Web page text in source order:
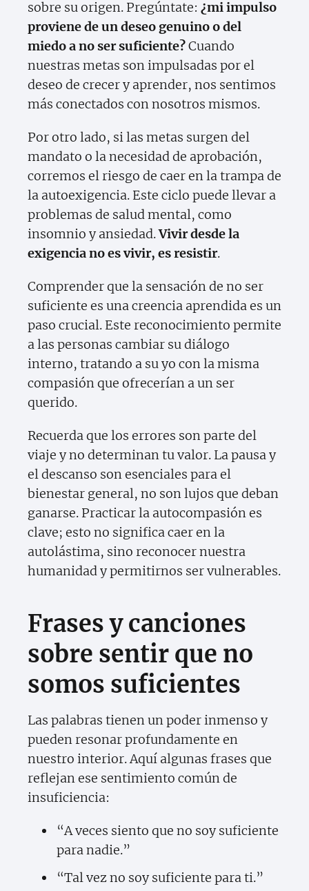
sobre su origen. Pregúntate: ¿mi impulso
proviene de un deseo genuino o del
miedo a no ser suficiente?Cuando
nuestras metas son impulsadas por el
deseo de crecer y aprender, nos sentimos
más conectados con nosotros mismos.
Por otro lado, si las metas surgen del
mandato o la necesidad de aprobación,
corremos el riesgo de caer en la trampa de
la autoexigencia. Este ciclo puede llevar a
problemas de salud mental, como
insomnio y ansiedad.Vivir desde la
exigencia no es vivir, es resistir.
Comprender que la sensación de no ser
suficiente es una creencia aprendida es un
paso crucial. Este reconocimiento permite
a las personas cambiar su diálogo
interno, tratando a su yo con la misma
compasión que ofrecerían a un ser
querido.
Recuerda que los errores son parte del
viaje y no determinan tu valor. La pausa y
el descanso son esenciales para el
bienestar general, no son lujos que deban
ganarse. Practicar la autocompasión es
clave; esto no significa caer en la
autolástima, sino reconocer nuestra
humanidad y permitirnos ser vulnerables.
Frases y canciones
sobre sentir que no
somos suficientes
Las palabras tienen un poder inmenso y
pueden resonar profundamente en
nuestro interior. Aquí algunas frases que
reflejan ese sentimiento común de
insuficiencia:
“A veces siento que no soy suficiente
para nadie.”
“Tal vez no soy suficiente para ti.”